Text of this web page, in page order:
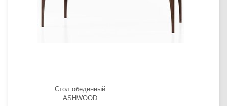
Стол обеденный
ASHWOOD